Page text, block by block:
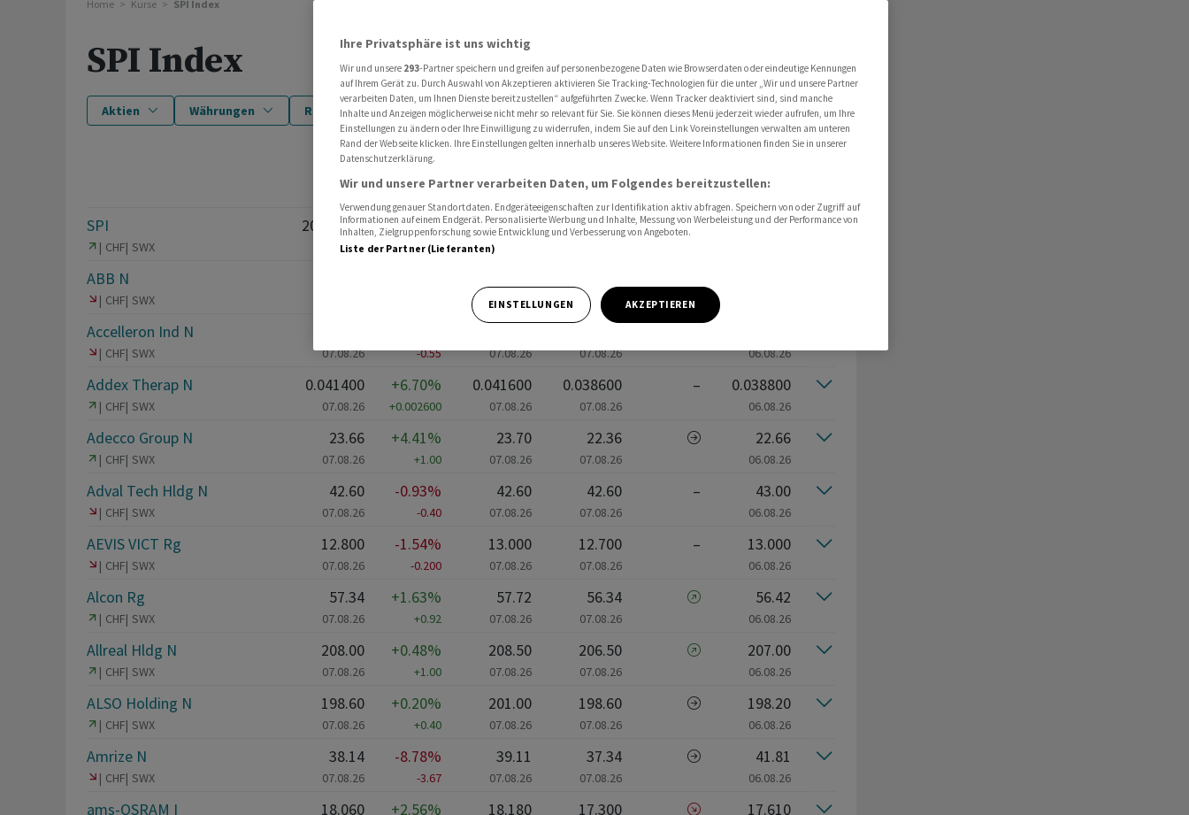
Home Kurse SPI Index
SPI Index
Aktien Währungen Rohstoffe und Edelmetalle Ansicht
+/-% HOCH
SPI
CHF SWX
20'509.58
07.08.26
+0.31%
+63.73
20'602.10
07.08.26
20'474.22 – 20'445.85
ABB N
CHF SWX 07.08.26 07.08.26
Accelleron Ind N
CHF SWX 07.08.26 -0.55 07.08.26 07.08.26 06.08.26
Addex Therap N
CHF SWX
0.041400
07.08.26
+6.70%
+0.002600
0.041600
07.08.26
0.038600
07.08.26
– 0.038800
06.08.26
Adecco Group N
CHF SWX
23.66
07.08.26
+4.41%
+1.00
23.70
07.08.26
22.36
07.08.26
22.66
06.08.26
Adval Tech Hldg N
CHF SWX
42.60
07.08.26
-0.93%
-0.40
42.60
07.08.26
42.60
07.08.26
– 43.00
06.08.26
AEVIS VICT Rg
CHF SWX
12.800
07.08.26
-1.54%
-0.200
13.000
07.08.26
12.700
07.08.26
– 13.000
06.08.26
Alcon Rg
CHF SWX
57.34
07.08.26
+1.63%
+0.92
57.72
07.08.26
56.34
07.08.26
56.42
06.08.26
Allreal Hldg N
CHF SWX
208.00
07.08.26
+0.48%
+1.00
208.50
07.08.26
206.50
07.08.26
207.00
06.08.26
ALSO Holding N
CHF SWX
198.60
07.08.26
+0.20%
+0.40
201.00
07.08.26
198.60
07.08.26
198.20
06.08.26
Amrize N
CHF SWX
38.14
07.08.26
-8.78%
-3.67
39.11
07.08.26
37.34
07.08.26
41.81
06.08.26
ams-OSRAM I 18.060 +2.56% 18.180 17.300 17.610
Ihre Privatsphäre ist uns wichtig
Wir und unsere 293-Partner speichern und greifen auf personenbezogene Daten wie Browserdaten oder eindeutige Kennungen
auf Ihrem Gerät zu. Durch Auswahl von Akzeptieren aktivieren Sie Tracking-Technologien für die unter „Wir und unsere Partner
verarbeiten Daten, um Ihnen Dienste bereitzustellen“ aufgeführten Zwecke. Wenn Tracker deaktiviert sind, sind manche
Inhalte und Anzeigen möglicherweise nicht mehr so relevant für Sie. Sie können dieses Menü jederzeit wieder aufrufen, um Ihre
Einstellungen zu ändern oder Ihre Einwilligung zu widerrufen, indem Sie auf den Link Voreinstellungen verwalten am unteren
Rand der Webseite klicken. Ihre Einstellungen gelten innerhalb unseres Website. Weitere Informationen finden Sie in unserer
Datenschutzerklärung.
Wir und unsere Partner verarbeiten Daten, um Folgendes bereitzustellen:
Verwendung genauer Standortdaten. Endgeräteeigenschaften zur Identifikation aktiv abfragen. Speichern von oder Zugriff auf
Informationen auf einem Endgerät. Personalisierte Werbung und Inhalte, Messung von Werbeleistung und der Performance von
Inhalten, Zielgruppenforschung sowie Entwicklung und Verbesserung von Angeboten.
Liste der Partner (Lieferanten)
EINSTELLUNGEN AKZEPTIEREN